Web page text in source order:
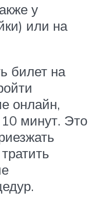
у
или на
билет на
онлайн,
минут. Это